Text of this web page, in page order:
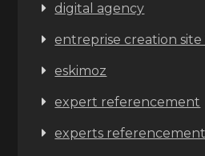
digital agency
entreprise creation
eskimoz
expert referencement
experts referencement